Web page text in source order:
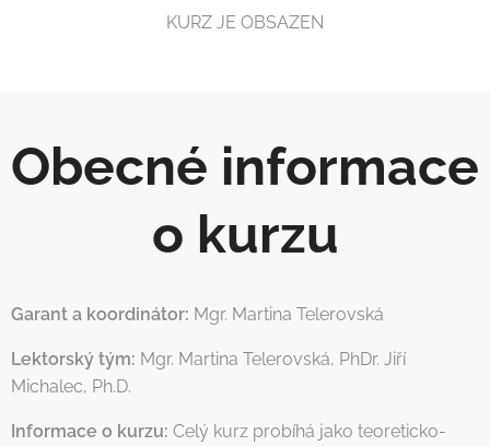
KURZ JE OBSAZEN
Obecné informace
o kurzu
Garant a koordinátor: Mgr. Martina Telerovská
Lektorský tým: Mgr. Martina Telerovská, PhDr. Jiří
Michalec, Ph.D.
Informace o kurzu: Celý kurz probíhá jako teoreticko-